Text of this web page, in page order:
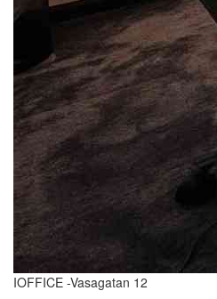
IOFFICE -Vasagatan 12